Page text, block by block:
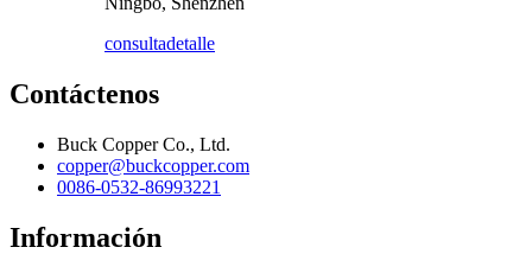
consultadetalle
Contáctenos
Buck Copper Co., Ltd.
copper@buckcopper.com
0086-0532-86993221
Información